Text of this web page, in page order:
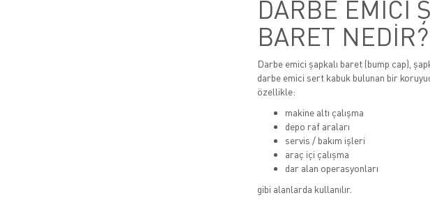
DARBE EMİCİ
BARET NEDİR?
Darbe emici şapkalı baret (bump cap),
darbe emici sert kabuk bulunan bir
özellikle:
makine altı çalışma
depo raf araları
servis / bakım işleri
araç içi çalışma
dar alan operasyonları
gibi alanlarda kullanılır.